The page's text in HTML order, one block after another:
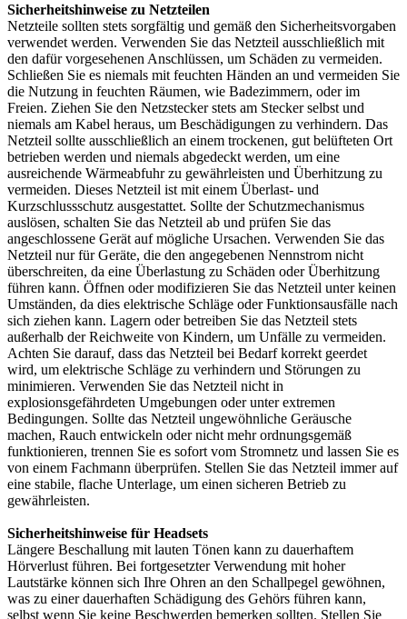
Sicherheitshinweise zu Netzteilen
Netzteile sollten stets sorgfältig und gemäß den Sicherheitsvorgaben
verwendet werden. Verwenden Sie das Netzteil ausschließlich mit
den dafür vorgesehenen Anschlüssen, um Schäden zu vermeiden.
Schließen Sie es niemals mit feuchten Händen an und vermeiden Sie
die Nutzung in feuchten Räumen, wie Badezimmern, oder im
Freien. Ziehen Sie den Netzstecker stets am Stecker selbst und
niemals am Kabel heraus, um Beschädigungen zu verhindern. Das
Netzteil sollte ausschließlich an einem trockenen, gut belüfteten Ort
betrieben werden und niemals abgedeckt werden, um eine
ausreichende Wärmeabfuhr zu gewährleisten und Überhitzung zu
vermeiden. Dieses Netzteil ist mit einem Überlast- und
Kurzschlussschutz ausgestattet. Sollte der Schutzmechanismus
auslösen, schalten Sie das Netzteil ab und prüfen Sie das
angeschlossene Gerät auf mögliche Ursachen. Verwenden Sie das
Netzteil nur für Geräte, die den angegebenen Nennstrom nicht
überschreiten, da eine Überlastung zu Schäden oder Überhitzung
führen kann. Öffnen oder modifizieren Sie das Netzteil unter keinen
Umständen, da dies elektrische Schläge oder Funktionsausfälle nach
sich ziehen kann. Lagern oder betreiben Sie das Netzteil stets
außerhalb der Reichweite von Kindern, um Unfälle zu vermeiden.
Achten Sie darauf, dass das Netzteil bei Bedarf korrekt geerdet
wird, um elektrische Schläge zu verhindern und Störungen zu
minimieren. Verwenden Sie das Netzteil nicht in
explosionsgefährdeten Umgebungen oder unter extremen
Bedingungen. Sollte das Netzteil ungewöhnliche Geräusche
machen, Rauch entwickeln oder nicht mehr ordnungsgemäß
funktionieren, trennen Sie es sofort vom Stromnetz und lassen Sie es
von einem Fachmann überprüfen. Stellen Sie das Netzteil immer auf
eine stabile, flache Unterlage, um einen sicheren Betrieb zu
gewährleisten.
Sicherheitshinweise für Headsets
Längere Beschallung mit lauten Tönen kann zu dauerhaftem
Hörverlust führen. Bei fortgesetzter Verwendung mit hoher
Lautstärke können sich Ihre Ohren an den Schallpegel gewöhnen,
was zu einer dauerhaften Schädigung des Gehörs führen kann,
selbst wenn Sie keine Beschwerden bemerken sollten. Stellen Sie